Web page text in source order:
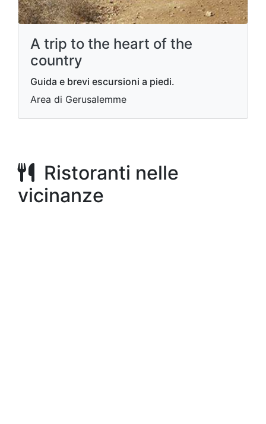
A trip to the heart of the
country
Guida e brevi escursioni a piedi.
Area di Gerusalemme
Ristoranti nelle
vicinanze